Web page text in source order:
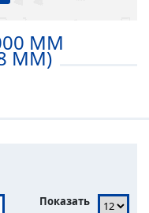
ММ
ММ)
Показать